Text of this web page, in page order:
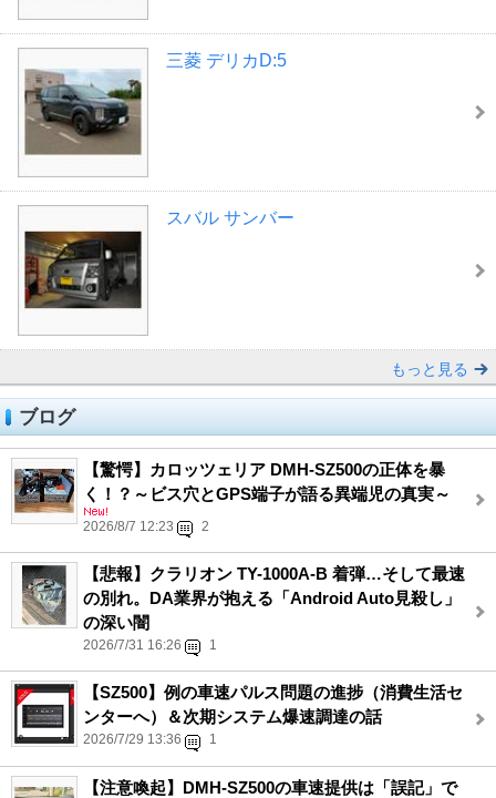
三菱 デリカD:5
スバル サンバー
もっと見る
ブログ
【驚愕】カロッツェリア DMH-SZ500の正体を暴
く！？～ビス穴とGPS端子が語る異端児の真実～
2026/8/7 12:23 2
【悲報】クラリオン TY-1000A-B 着弾…そして最速
の別れ。DA業界が抱える「Android Auto見殺し」
の深い闇
2026/7/31 16:26 1
【SZ500】例の車速パルス問題の進捗（消費生活セ
ンターへ）＆次期システム爆速調達の話
2026/7/29 13:36 1
【注意喚起】DMH-SZ500の車速提供は「誤記」で